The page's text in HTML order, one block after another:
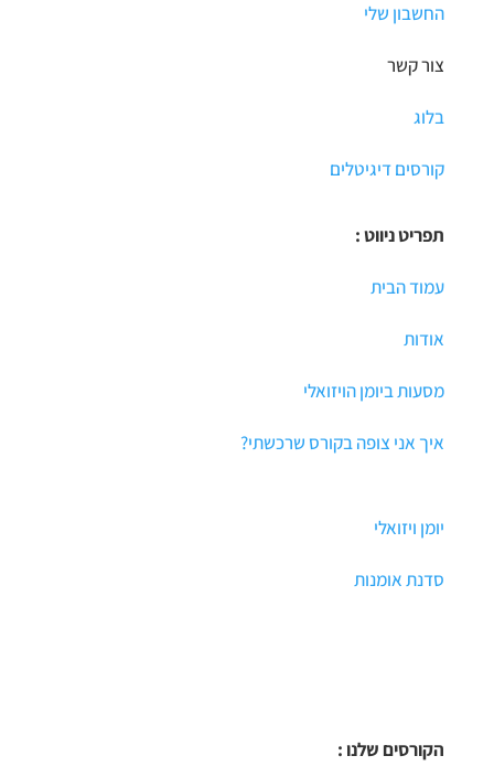
החשבון שלי
צור קשר
בלוג
קורסים דיגיטלים
תפריט ניווט :
עמוד הבית
אודות
מסעות ביומן הויזואלי
איך אני צופה בקורס שרכשתי?
יומן ויזואלי
סדנת אומנות
הקורסים שלנו :